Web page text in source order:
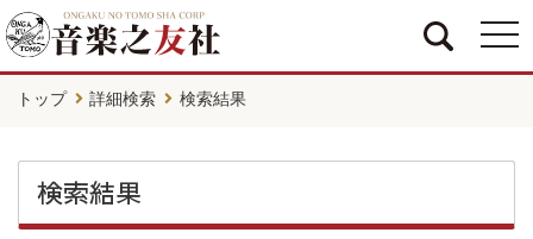
トップ 詳細検索 検索結果
検索結果